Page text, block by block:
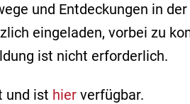
und Entdeckungen in der
eingeladen, vorbei zu
ist nicht erforderlich.
und ist hier verfügbar.